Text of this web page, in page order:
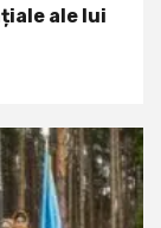
ale lui